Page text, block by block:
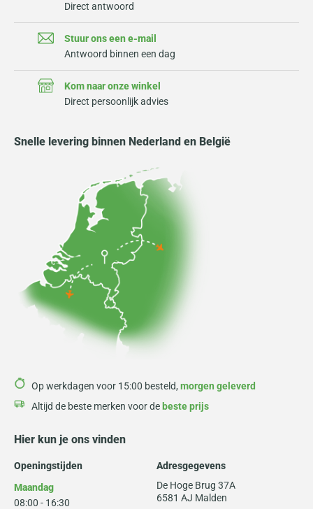
Direct antwoord
Stuur ons een e-mail
Antwoord binnen een dag
Kom naar onze winkel
Direct persoonlijk advies
Snelle levering binnen Nederland en België
Op werkdagen voor 15:00 besteld, morgen geleverd
Altijd de beste merken voor de beste prijs
Hier kun je ons vinden
Openingstijden
Maandag
08:00 - 16:30
Adresgegevens
De Hoge Brug 37A
6581 AJ Malden